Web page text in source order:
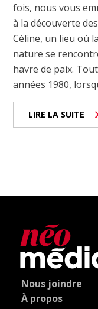
fois, nous vous
à la découverte
Céline, un lieu où
nature se
havre de paix.
années 1980,
LIRE LA SUITE
Nous joindre
À propos